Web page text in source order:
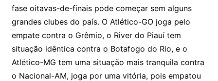
fase oitavas-de-finais pode começar sem alguns
grandes clubes do país. O Atlético-GO joga pelo
empate contra o Grêmio, o River do Piauí tem
situação idêntica contra o Botafogo do Rio, e o
Atlético-MG tem uma situação mais tranquila contra
o Nacional-AM, joga por uma vitória, pois empatou